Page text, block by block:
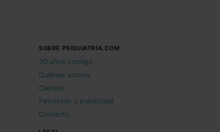
SOBRE PSIQUIATRIA.COM
30 años contigo
Quiénes somos
Clientes
Patrocinio y publicidad
Contacto